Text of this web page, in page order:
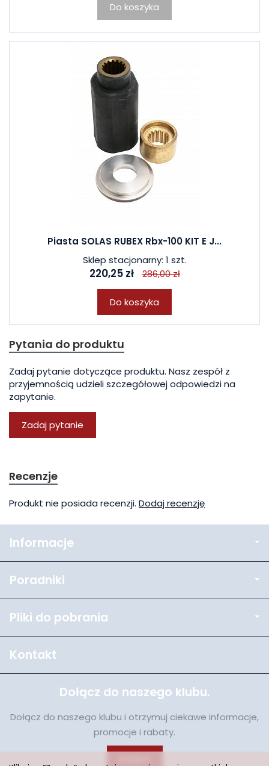
Do koszyka
Piasta SOLAS RUBEX Rbx-100 KIT E J...
Sklep stacjonarny: 1 szt.
220,25 zł 286,00 zł
Do koszyka
Pytania do produktu
Zadaj pytanie dotyczące produktu. Nasz zespół z
przyjemnością udzieli szczegółowej odpowiedzi na
zapytanie.
Zadaj pytanie
Recenzje
Produkt nie posiada recenzji. Dodaj recenzję
Informacje
Poradniki
Pliki do pobrania
Kontakt
Dołącz do naszego klubu.
Dołącz do naszego klubu i otrzymuj ciekawe informacje,
promocje i rabaty.